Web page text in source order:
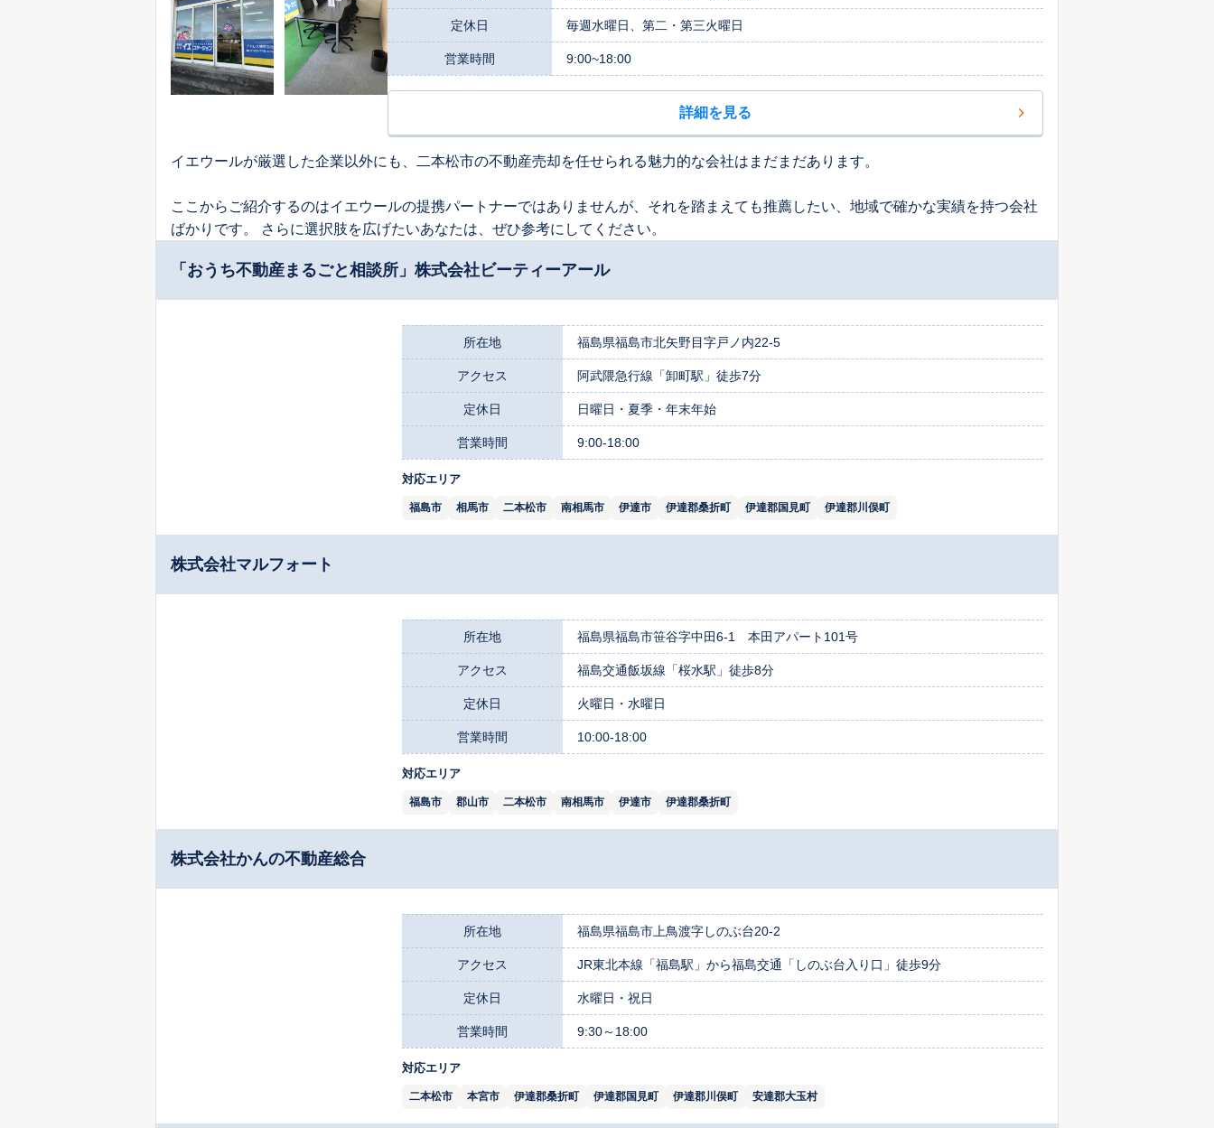
定休日 毎週水曜日、第二・第三火曜日
営業時間 9:00~18:00
詳細を見る
イエウールが厳選した企業以外にも、二本松市の不動産売却を任せられる魅力的な会社はまだまだあります。
ここからご紹介するのはイエウールの提携パートナーではありませんが、それを踏まえても推薦したい、地域で確かな実績を持つ会社
ばかりです。 さらに選択肢を広げたいあなたは、ぜひ参考にしてください。
「おうち不動産まるごと相談所」株式会社ビーティーアール
所在地 福島県福島市北矢野目字戸ノ内22-5
アクセス 阿武隈急行線「卸町駅」徒歩7分
定休日 日曜日・夏季・年末年始
営業時間 9:00-18:00
対応エリア
福島市 相馬市 二本松市 南相馬市 伊達市 伊達郡桑折町 伊達郡国見町 伊達郡川俣町
株式会社マルフォート
所在地 福島県福島市笹谷字中田6-1 本田アパート101号
アクセス 福島交通飯坂線「桜水駅」徒歩8分
定休日 火曜日・水曜日
営業時間 10:00-18:00
対応エリア
福島市 郡山市 二本松市 南相馬市 伊達市 伊達郡桑折町
株式会社かんの不動産総合
所在地 福島県福島市上鳥渡字しのぶ台20-2
アクセス JR東北本線「福島駅」から福島交通「しのぶ台入り口」徒歩9分
定休日 水曜日・祝日
営業時間 9:30～18:00
対応エリア
二本松市 本宮市 伊達郡桑折町 伊達郡国見町 伊達郡川俣町 安達郡大玉村